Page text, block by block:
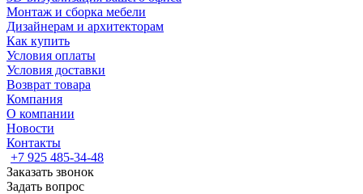
Монтаж и сборка мебели
Дизайнерам и архитекторам
Как купить
Условия оплаты
Условия доставки
Возврат товара
Компания
О компании
Новости
Контакты
+7 925 485-34-48
Заказать звонок
Задать вопрос